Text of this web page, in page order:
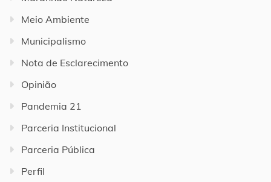
Meio Ambiente
Municipalismo
Nota de Esclarecimento
Opinião
Pandemia 21
Parceria Institucional
Parceria Pública
Perfil